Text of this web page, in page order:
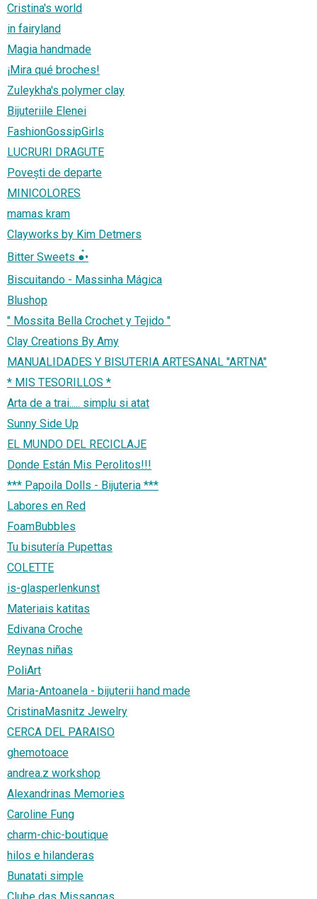
Cristina's world
in fairyland
Magia handmade
¡Mira qué broches!
Zuleykha's polymer clay
Bijuteriile Elenei
FashionGossipGirls
LUCRURI DRAGUTE
Povești de departe
MINICOLORES
mamas kram
Clayworks by Kim Detmers
Bitter Sweets ●๋•
Biscuitando - Massinha Mágica
Blushop
" Mossita Bella Crochet y Tejido "
Clay Creations By Amy
MANUALIDADES Y BISUTERIA ARTESANAL "ARTNA"
* MIS TESORILLOS *
Arta de a trai..... simplu si atat
Sunny Side Up
EL MUNDO DEL RECICLAJE
Donde Están Mis Perolitos!!!
*** Papoila Dolls - Bijuteria ***
Labores en Red
FoamBubbles
Tu bisutería Pupettas
COLETTE
is-glasperlenkunst
Materiais katitas
Edivana Croche
Reynas niñas
PoliArt
Maria-Antoanela - bijuterii hand made
CristinaMasnitz Jewelry
CERCA DEL PARAISO
ghemotoace
andrea.z workshop
Alexandrinas Memories
Caroline Fung
charm-chic-boutique
hilos e hilanderas
Bunatati simple